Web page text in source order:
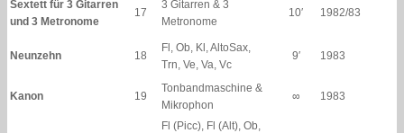
Sextett für 3 Gitarren
und 3 Metronome
17
3 Gitarren & 3
Metronome
10′ 1982/83
Neunzehn 18
Fl, Ob, Kl, AltoSax,
Trn, Ve, Va, Vc
9′ 1983
Kanon 19
Tonbandmaschine &
Mikrophon
∞ 1983
Fl (Picc), Fl (Alt), Ob,